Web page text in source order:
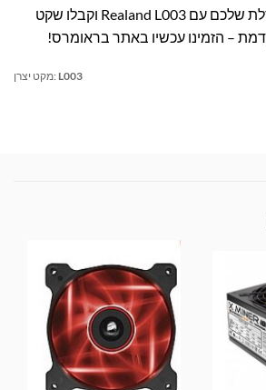
שדרגו את אבטחת הדלת שלכם עם Realand L003 וקבלו שקט
– הזמינו עכשיו באתר בראומרס!
מקט יצרן: L003